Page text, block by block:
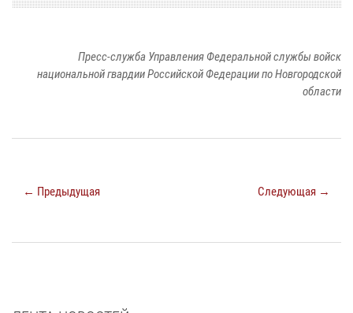
Пресс-служба Управления Федеральной службы войск
национальной гвардии Российской Федерации по Новгородской
области
← Предыдущая Следующая →